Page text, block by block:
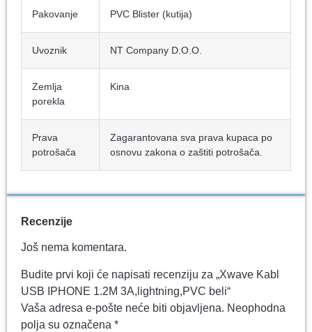
Pakovanje PVC Blister (kutija)
Uvoznik NT Company D.O.O.
Zemlja
porekla
Kina
Prava
potrošača
Zagarantovana sva prava kupaca po
osnovu zakona o zaštiti potrošača.
Recenzije
Još nema komentara.
Budite prvi koji će napisati recenziju za „Xwave Kabl
USB IPHONE 1.2M 3A,lightning,PVC beli“
Vaša adresa e-pošte neće biti objavljena. Neophodna
polja su označena *